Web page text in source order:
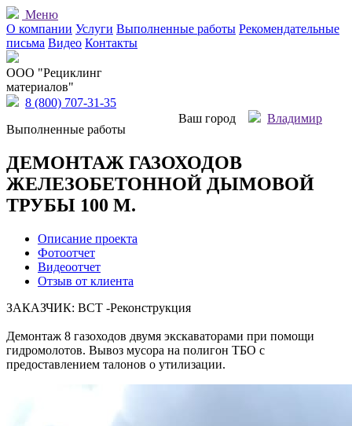
Меню
О компании Услуги Выполненные работы Рекомендательные
письма Видео Контакты
OOO "Рециклинг
материалов"
8 (800) 707-31-35
Ваш город
Владимир
Выполненные работы
ДЕМОНТАЖ ГАЗОХОДОВ
ЖЕЛЕЗОБЕТОННОЙ ДЫМОВОЙ
ТРУБЫ 100 М.
Описание проекта
Фотоотчет
Видеоотчет
Отзыв от клиента
ЗАКАЗЧИК: ВСТ -Реконструкция
Демонтаж 8 газоходов двумя экскаваторами при помощи
гидромолотов. Вывоз мусора на полигон ТБО с
предоставлением талонов о утилизации.